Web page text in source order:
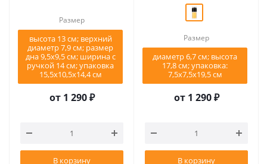
Размер
высота 13 см; верхний
диаметр 7,9 см; размер
дна 9,5х9,5 см; ширина с
ручкой 14 см; упаковка
15,5х10,5х14,4 см
от 1 290 ₽
В корзину
Размер
диаметр 6,7 см; высота
17,8 см; упаковка:
7,5x7,5x19,5 см
от 1 290 ₽
В корзину